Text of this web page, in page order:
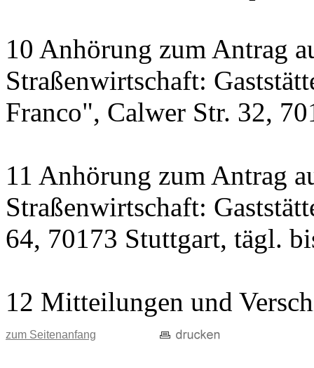
10 Anhörung zum Antrag
Straßenwirtschaft:
Franco", Calwer Str. 32,
11 Anhörung zum Antrag
Straßenwirtschaft:
64, 70173 Stuttgart, tägl.
12 Mitteilungen und
zum Seitenanfang